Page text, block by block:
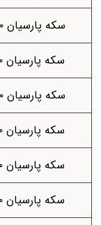
سکه پارسیان ۰/۳۰۰
سکه پارسیان ۰/۴۰۰
سکه پارسیان ۰/۵۰۰
سکه پارسیان ۰/۶۰۰
سکه پارسیان ۰/۷۰۰
سکه پارسیان ۰/۸۰۰